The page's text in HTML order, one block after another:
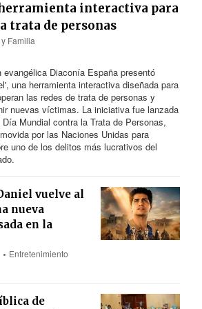
interactiva para
trata de personas
Familia
evangélica Diaconía España presentó
una herramienta interactiva diseñada para
las redes de trata de personas y
nuevas víctimas. La iniciativa fue lanzada
Mundial contra la Trata de Personas,
por las Naciones Unidas para
uno de los delitos más lucrativos del
vuelve al
nueva
en la
Entretenimiento
de